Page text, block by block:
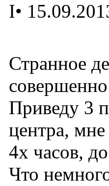
I•
Странное
совершенно
Приведу 3
центра, мне
4х часов,
Что